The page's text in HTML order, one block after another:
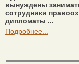
вынуждены
сотрудники
дипломаты ...
Подробнее...